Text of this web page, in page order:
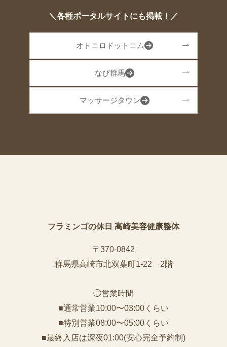
＼各種ポータルサイトにも掲載！／
オトコロドットコム
なび群馬
マッサージタウン
フラミンゴの休日 高崎美容健康整体
〒370-0842
群馬県高崎市北双葉町1-22 2階
◯営業時間
■通常営業10:00〜03:00くらい
■特別営業08:00〜05:00くらい
■最終入店は深夜01:00(安心完全予約制)